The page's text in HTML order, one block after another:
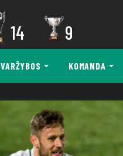
14 9
VARŽYBOS KOMANDA